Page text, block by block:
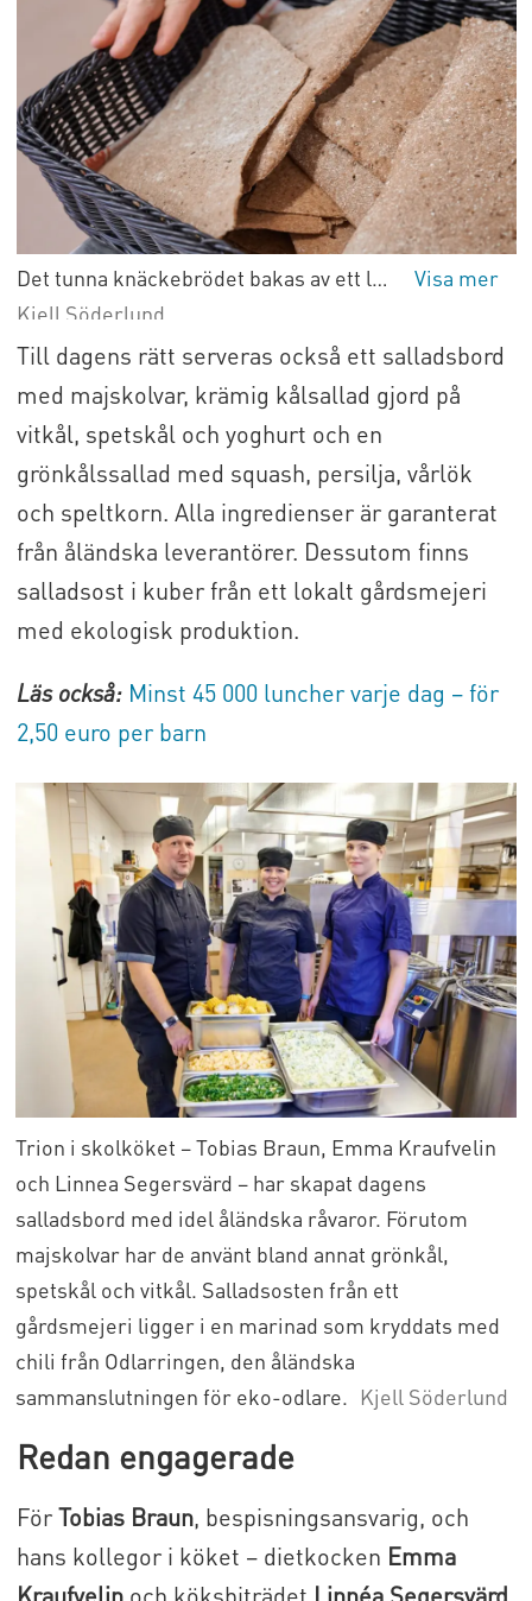
stöder lokala råvaror och tjänster och
för något som är helåländskt.
Intresset var stort. Potten fördelades
mellan de deltagande köken utgående
från deras klientantal och räckte till
3,80 euro extra per portion.
Det tunna knäckebrödet bakas av ett lokalt bageri som använder åländskt mjöl. Personalen i köket bakar också en hel del bröd själva, givetvis av ekologiskt mjöl från en lokal leverantör.
Kjell Söderlund
Till dagens rätt serveras också ett salladsbord
med majskolvar, krämig kålsallad gjord på
vitkål, spetskål och yoghurt och en
grönkålssallad med squash, persilja, vårlök
och speltkorn. Alla ingredienser är garanterat
från åländska leverantörer. Dessutom finns
salladsost i kuber från ett lokalt gårdsmejeri
med ekologisk produktion.
Läs också: Minst 45 000 luncher varje dag – för
2,50 euro per barn
Trion i skolköket – Tobias Braun, Emma Kraufvelin
och Linnea Segersvärd – har skapat dagens
salladsbord med idel åländska råvaror. Förutom
majskolvar har de använt bland annat grönkål,
spetskål och vitkål. Salladsosten från ett
gårdsmejeri ligger i en marinad som kryddats med
chili från Odlarringen, den åländska
sammanslutningen för eko-odlare. Kjell Söderlund
Redan engagerade
FörTobias Braun, bespisningsansvarig, och
hans kollegor i köket – dietkocken Emma
Kraufvelinoch köksbiträdet Linnéa Segersvärd